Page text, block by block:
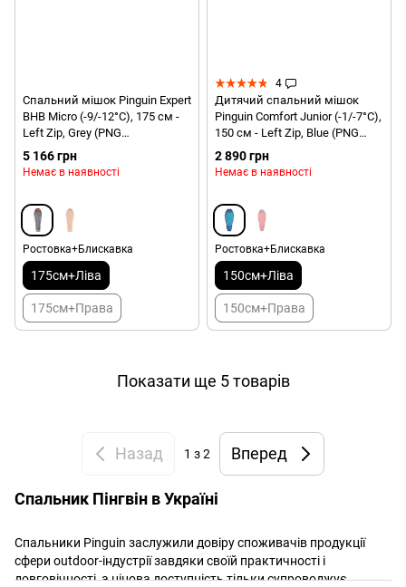
Спальний мішок Pinguin Expert
BHB Micro (-9/-12°C), 175 см -
Left Zip, Grey (PNG
202.175.Grey-L)
5 166 грн
Немає в наявності
Ростовка+Блискавка
175см+Ліва
175см+Права
4
Дитячий спальний мішок
Pinguin Comfort Junior (-1/-7°C),
150 см - Left Zip, Blue (PNG
217.150.Blue-L)
2 890 грн
Немає в наявності
Ростовка+Блискавка
150см+Ліва
150см+Права
Показати ще 5 товарів
Назад 1 з 2 Вперед
Спальник Пінгвін в Україні
Спальники Pinguin заслужили довіру споживачів продукції
сфери outdoor-індустрії завдяки своїй практичності і
довговічності, а цінова доступність тільки супроводжує